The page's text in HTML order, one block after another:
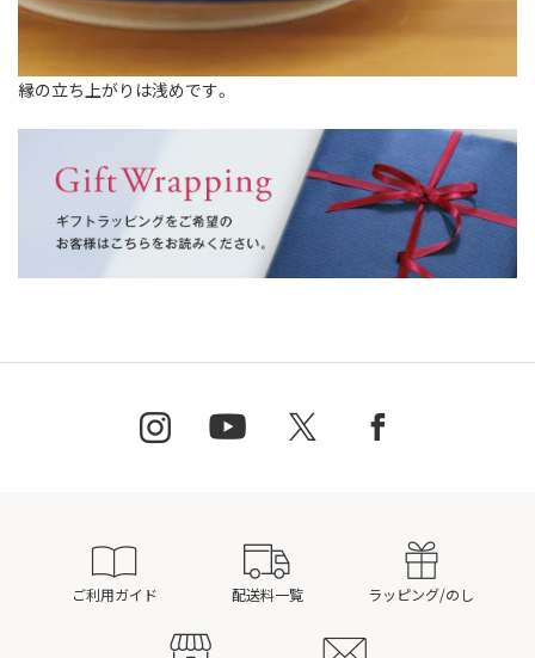
縁の立ち上がりは浅めです。
ご利用ガイド 配送料一覧 ラッピング/のし